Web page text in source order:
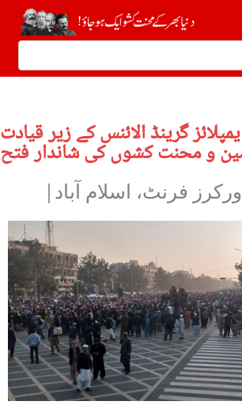
گرینڈ الائنس کے زیر قیادت
و محنت کشوں کی شاندار فتح
فرنٹ، اسلام آباد|